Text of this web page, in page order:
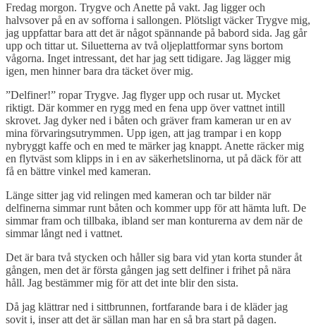
Fredag morgon. Trygve och Anette på vakt. Jag ligger och
halvsover på en av sofforna i sallongen. Plötsligt väcker Trygve mig,
jag uppfattar bara att det är något spännande på babord sida. Jag går
upp och tittar ut. Siluetterna av två oljeplattformar syns bortom
vågorna. Inget intressant, det har jag sett tidigare. Jag lägger mig
igen, men hinner bara dra täcket över mig.
”Delfiner!” ropar Trygve. Jag flyger upp och rusar ut. Mycket
riktigt. Där kommer en rygg med en fena upp över vattnet intill
skrovet. Jag dyker ned i båten och gräver fram kameran ur en av
mina förvaringsutrymmen. Upp igen, att jag trampar i en kopp
nybryggt kaffe och en med te märker jag knappt. Anette räcker mig
en flytväst som klipps in i en av säkerhetslinorna, ut på däck för att
få en bättre vinkel med kameran.
Länge sitter jag vid relingen med kameran och tar bilder när
delfinerna simmar runt båten och kommer upp för att hämta luft. De
simmar fram och tillbaka, ibland ser man konturerna av dem när de
simmar långt ned i vattnet.
Det är bara två stycken och håller sig bara vid ytan korta stunder åt
gången, men det är första gången jag sett delfiner i frihet på nära
håll. Jag bestämmer mig för att det inte blir den sista.
Då jag klättrar ned i sittbrunnen, fortfarande bara i de kläder jag
sovit i, inser att det är sällan man har en så bra start på dagen.